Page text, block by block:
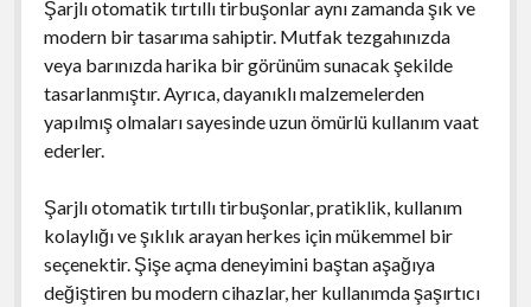
Şarjlı otomatik tırtıllı tirbuşonlar aynı zamanda şık ve
modern bir tasarıma sahiptir. Mutfak tezgahınızda
veya barınızda harika bir görünüm sunacak şekilde
tasarlanmıştır. Ayrıca, dayanıklı malzemelerden
yapılmış olmaları sayesinde uzun ömürlü kullanım vaat
ederler.
Şarjlı otomatik tırtıllı tirbuşonlar, pratiklik, kullanım
kolaylığı ve şıklık arayan herkes için mükemmel bir
seçenektir. Şişe açma deneyimini baştan aşağıya
değiştiren bu modern cihazlar, her kullanımda şaşırtıcı